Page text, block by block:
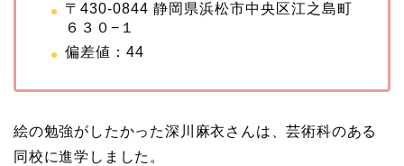
〒430-0844 静岡県浜松市中央区江之島町
６３０−１
偏差値：44
絵の勉強がしたかった深川麻衣さんは、芸術科のある
同校に進学しました。